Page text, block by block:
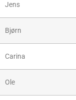
Jens
Bjørn
Carina
Ole